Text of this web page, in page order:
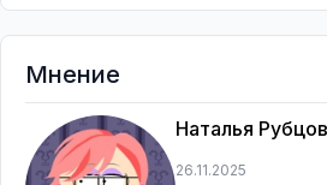
Мнение
Наталья
26.11.2025